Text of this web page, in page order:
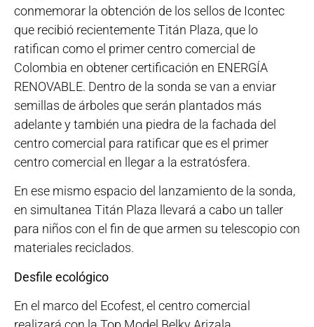
conmemorar la obtención de los sellos de Icontec
que recibió recientemente Titán Plaza, que lo
ratifican como el primer centro comercial de
Colombia en obtener certificación en ENERGÍA
RENOVABLE. Dentro de la sonda se van a enviar
semillas de árboles que serán plantados más
adelante y también una piedra de la fachada del
centro comercial para ratificar que es el primer
centro comercial en llegar a la estratósfera.
En ese mismo espacio del lanzamiento de la sonda,
en simultanea Titán Plaza llevará a cabo un taller
para niños con el fin de que armen su telescopio con
materiales reciclados.
Desfile ecológico
En el marco del Ecofest, el centro comercial